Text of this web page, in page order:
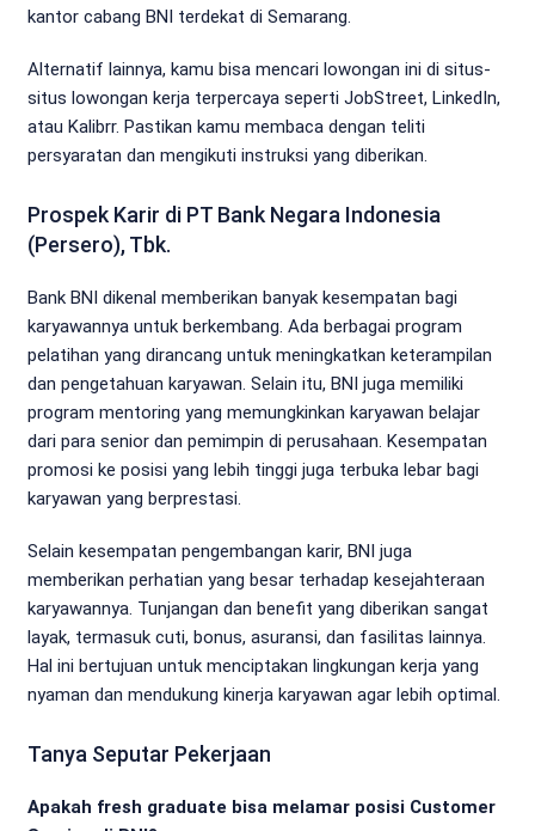
kantor cabang BNI terdekat di Semarang.
Alternatif lainnya, kamu bisa mencari lowongan ini di situs-
situs lowongan kerja terpercaya seperti JobStreet, LinkedIn,
atau Kalibrr. Pastikan kamu membaca dengan teliti
persyaratan dan mengikuti instruksi yang diberikan.
Prospek Karir di PT Bank Negara Indonesia
(Persero), Tbk.
Bank BNI dikenal memberikan banyak kesempatan bagi
karyawannya untuk berkembang. Ada berbagai program
pelatihan yang dirancang untuk meningkatkan keterampilan
dan pengetahuan karyawan. Selain itu, BNI juga memiliki
program mentoring yang memungkinkan karyawan belajar
dari para senior dan pemimpin di perusahaan. Kesempatan
promosi ke posisi yang lebih tinggi juga terbuka lebar bagi
karyawan yang berprestasi.
Selain kesempatan pengembangan karir, BNI juga
memberikan perhatian yang besar terhadap kesejahteraan
karyawannya. Tunjangan dan benefit yang diberikan sangat
layak, termasuk cuti, bonus, asuransi, dan fasilitas lainnya.
Hal ini bertujuan untuk menciptakan lingkungan kerja yang
nyaman dan mendukung kinerja karyawan agar lebih optimal.
Tanya Seputar Pekerjaan
Apakah fresh graduate bisa melamar posisi Customer